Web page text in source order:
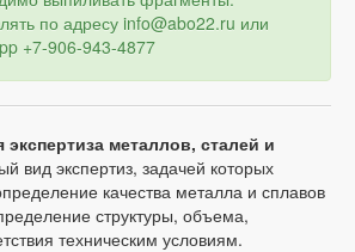
по адресу info@abo22.ru или
+7-906-943-4877
металлов, сталей и
вид экспертиз, задачей которых
качества металла и сплавов
структуры, объема,
техническим условиям.